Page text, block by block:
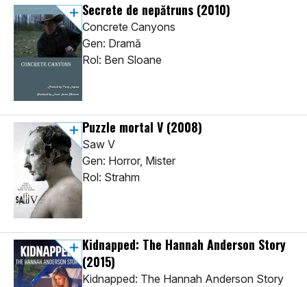
Secrete de nepătruns (2010)
Concrete Canyons
Gen: Dramă
Rol: Ben Sloane
Puzzle mortal V (2008)
Saw V
Gen: Horror, Mister
Rol: Strahm
Kidnapped: The Hannah Anderson Story
(2015)
Kidnapped: The Hannah Anderson Story